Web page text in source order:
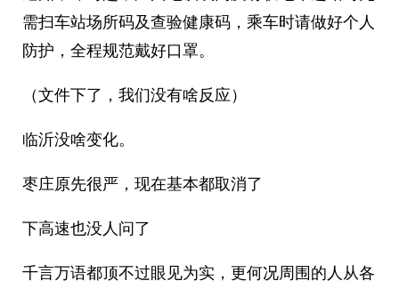
需扫车站场所码及查验健康码，乘车时请做好个人
防护，全程规范戴好口罩。
（文件下了，我们没有啥反应）
临沂没啥变化。
枣庄原先很严，现在基本都取消了
下高速也没人问了
千言万语都顶不过眼见为实，更何况周围的人从各